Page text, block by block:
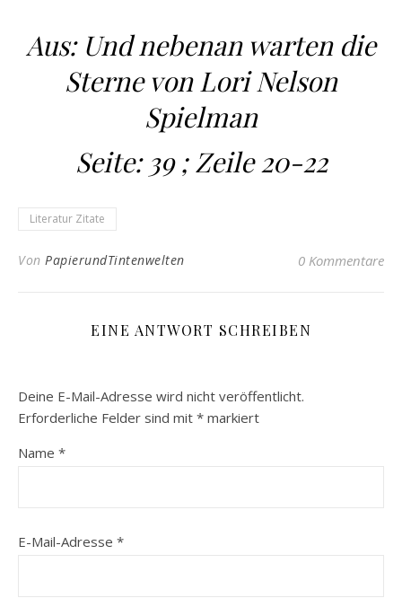
Aus: Und nebenan warten die
Sterne von Lori Nelson
Spielman
Seite: 39 ; Zeile 20-22
Literatur Zitate
Von PapierundTintenwelten 0 Kommentare
EINE ANTWORT SCHREIBEN
Deine E-Mail-Adresse wird nicht veröffentlicht.
Erforderliche Felder sind mit * markiert
Name *
E-Mail-Adresse *